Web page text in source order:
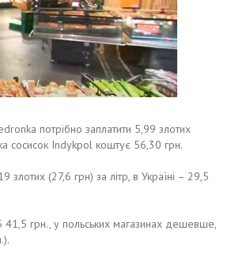
потрібно заплатити 5,99 злотих
сосисок Indykpol коштує 56,30 грн.
(27,6 грн) за літр, в Україні – 29,5
41,5 грн., у польських магазинах дешевше,